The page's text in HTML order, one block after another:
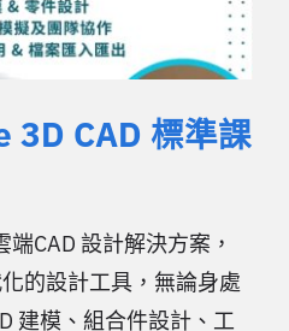
CAD 標準課
CAD 設計解決方案，
的設計工具，無論身處
建模、組合件設計、工